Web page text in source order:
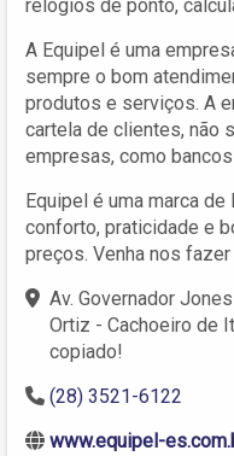
relógios de ponto,
A Equipel é uma
sempre o bom
produtos e serviços. A
cartela de clientes, não
empresas, como
Equipel é uma marca
conforto, praticidade e
preços. Venha nos
Av. Governador
Ortiz - Cachoeiro de
copiado!
(28) 3521-6122
www.equipel-